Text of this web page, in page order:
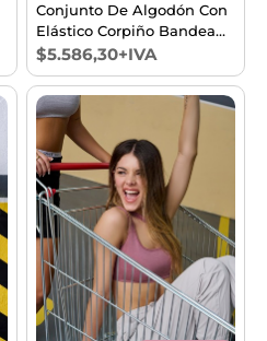
Conjunto De Algodón Con
Elástico Corpiño Bandeau
Y Colaless T85/100
$5.586,30+IVA